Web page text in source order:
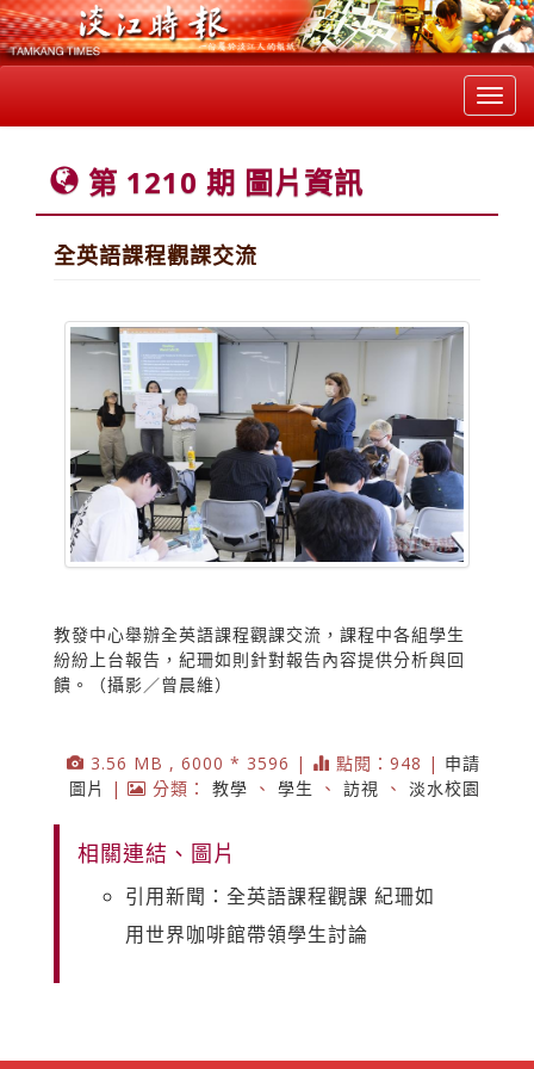
第 1210 期 圖片資訊
全英語課程觀課交流
教發中心舉辦全英語課程觀課交流，課程中各組學生
紛紛上台報告，紀珊如則針對報告內容提供分析與回
饋。（攝影／曾晨維）
3.56 MB , 6000 * 3596 | 點閱：948 | 申請
圖片
| 分類： 教學 、 學生 、 訪視 、 淡水校園
相關連結、圖片
引用新聞：全英語課程觀課 紀珊如
用世界咖啡館帶領學生討論